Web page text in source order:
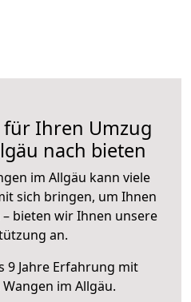
Ihren Umzug
nach bieten
im Allgäu kann viele
sich bringen, um Ihnen
bieten wir Ihnen unsere
an.
9 Jahre Erfahrung mit
Wangen im Allgäu.